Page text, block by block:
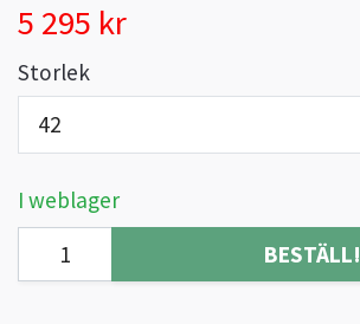
5 295 kr
Storlek
42
I weblager
BESTÄLL!